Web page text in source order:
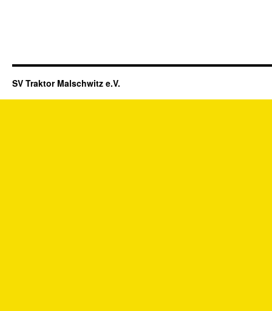
SV Traktor Malschwitz e.V.